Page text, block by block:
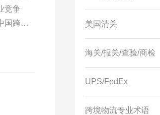
竞争
国跨境
美国清关
海关/报关/查验/商检
UPS/FedEx
跨境物流专业术语